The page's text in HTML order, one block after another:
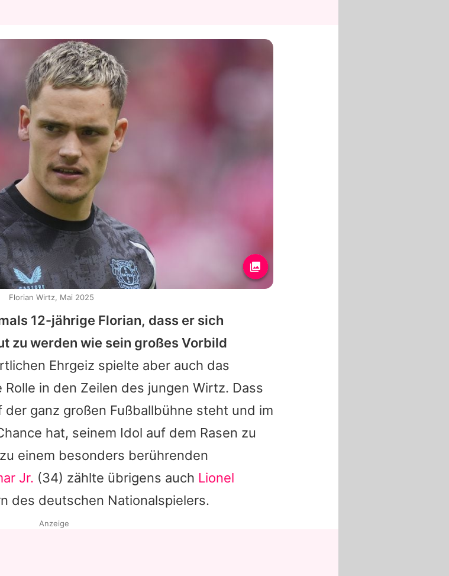
12-jährige Florian, dass er sich
zu werden wie sein großes Vorbild
Ehrgeiz spielte aber auch das
in den Zeilen des jungen Wirtz. Dass
ganz großen Fußballbühne steht und im
hat, seinem Idol auf dem Rasen zu
einem besonders berührenden
Jr. (34) zählte übrigens auch Lionel
des deutschen Nationalspielers.
Florian Wirtz, Mai 2025
Anzeige